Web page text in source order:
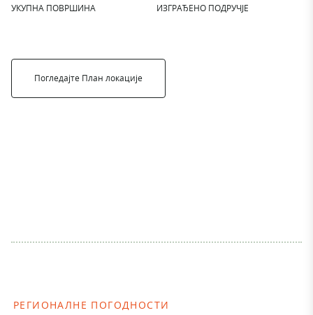
УКУПНА ПОВРШИНА ИЗГРАЂЕНО ПОДРУЧЈЕ
Погледајте План локације
РЕГИОНАЛНЕ ПОГОДНОСТИ